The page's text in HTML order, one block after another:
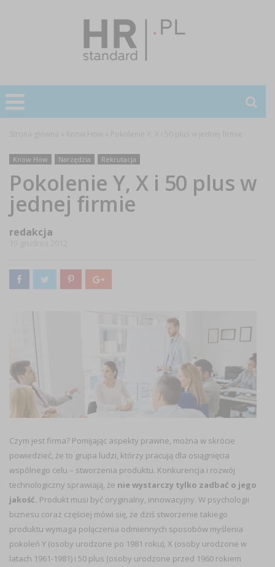
Know How Narzędzia Rekrutacja
Pokolenie Y, X i 50 plus w
jednej firmie
redakcja
Czym jest firma? Pomijając aspekty prawne, można w skrócie
powiedzieć, że to grupa ludzi, którzy pracują dla osiągnięcia
wspólnego celu – stworzenia produktu. Konkurencja i rozwój
technologiczny sprawiają, że nie wystarczy tylko zadbać o jego
jakość. Produkt musi być oryginalny, innowacyjny. W psychologii
biznesu coraz częściej mówi się, że dziś stworzenie takiego
produktu wymaga połączenia odmiennych sposobów myślenia
pokoleń Y (osoby urodzone po 1981 roku), X (osoby urodzone w
latach 1961-1981) i 50 plus (osoby urodzone przed 1960 rokiem